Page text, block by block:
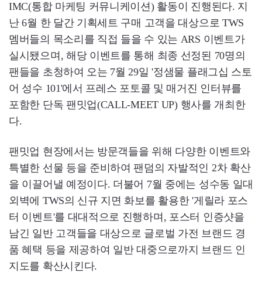
IMC(통합 마케팅 커뮤니케이션) 활동이 진행된다. 지
난 6월 한 달간 기획세트 구매 고객을 대상으로 TWS
멤버들의 목소리를 직접 들을 수 있는 ARS 이벤트가
실시됐으며, 해당 이벤트를 통해 최종 선정된 70명의
팬들을 초청하여 오는 7월 29일 '정샘물 플래그십 스토
어 성수 101'에서 프레스 포토콜 및 매거진 인터뷰를
포함한 단독 팬밋업(CALL-MEET UP) 행사를 개최한
다.
팬밋업 현장에서는 방문객들을 위해 다양한 이벤트와
특별한 선물 등을 준비하여 팬덤의 자발적인 2차 확산
을 이끌어낼 예정이다. 더불어 7월 중에는 성수동 일대
외벽에 TWS의 신규 지면 화보를 활용한 '게릴라 포스
터 이벤트'를 대대적으로 진행하며, 포스터 인증샷을
남긴 일반 고객들을 대상으로 글로벌 가전 브랜드 경
품 혜택 등을 제공하여 일반 대중으로까지 브랜드 인
지도를 확산시킨다.